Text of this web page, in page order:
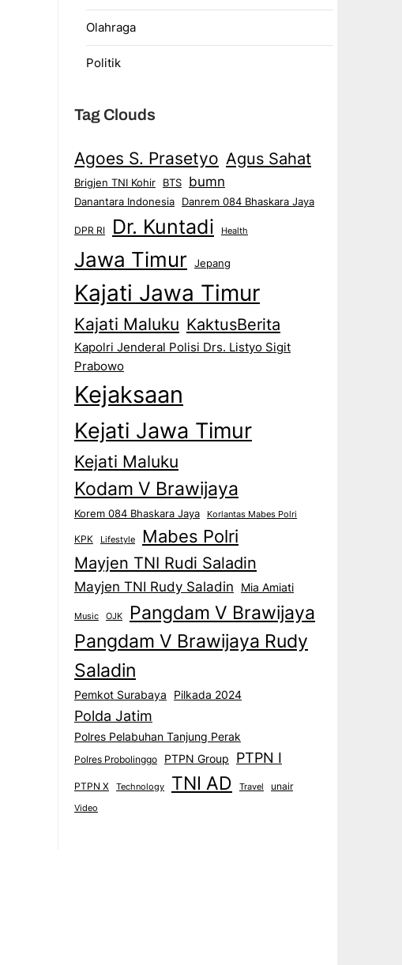
Olahraga
Politik
Tag Clouds
Agoes S. Prasetyo Agus Sahat
Brigjen TNI Kohir BTS bumn
Danantara Indonesia Danrem 084 Bhaskara Jaya
DPR RI Dr. Kuntadi Health
Jawa Timur Jepang
Kajati Jawa Timur
Kajati Maluku KaktusBerita
Kapolri Jenderal Polisi Drs. Listyo Sigit
Prabowo
Kejaksaan
Kejati Jawa Timur
Kejati Maluku
Kodam V Brawijaya
Korem 084 Bhaskara Jaya Korlantas Mabes Polri
KPK Lifestyle Mabes Polri
Mayjen TNI Rudi Saladin
Mayjen TNI Rudy Saladin Mia Amiati
Music OJK Pangdam V Brawijaya
Pangdam V Brawijaya Rudy
Saladin
Pemkot Surabaya Pilkada 2024
Polda Jatim
Polres Pelabuhan Tanjung Perak
Polres Probolinggo PTPN Group PTPN I
PTPN X Technology TNI AD Travel unair
Video